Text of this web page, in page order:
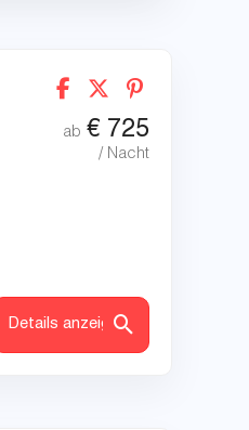
ab € 725
/ Nacht
Details anzeigen